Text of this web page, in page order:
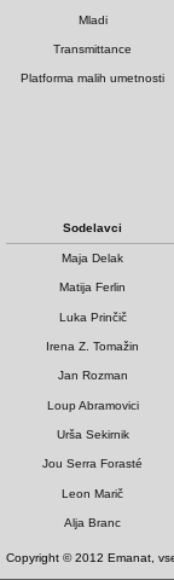
Mladi
Transmittance
Platforma malih umetnosti
Sodelavci
Maja Delak
Matija Ferlin
Luka Prinčič
Irena Z. Tomažin
Jan Rozman
Loup Abramovici
Urša Sekirnik
Jou Serra Forasté
Leon Marič
Alja Branc
Copyright © 2012 Emanat,